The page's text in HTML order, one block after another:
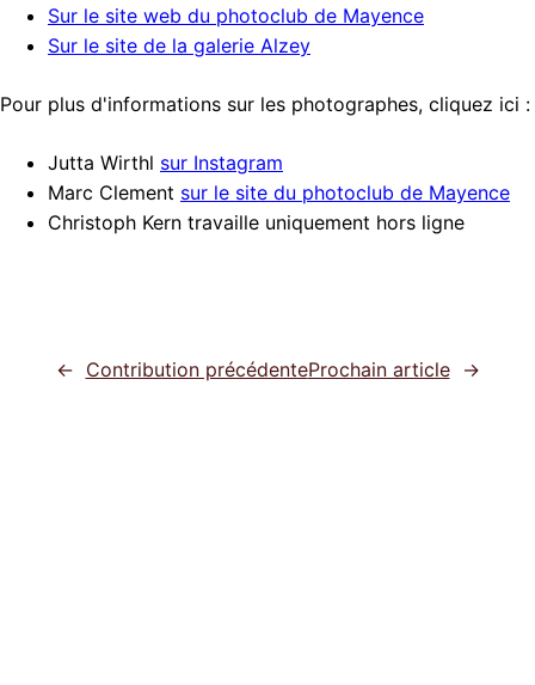
Sur le site web du photoclub de Mayence
Sur le site de la galerie Alzey
Pour plus d'informations sur les photographes, cliquez ici :
Jutta Wirthl sur Instagram
Marc Clement sur le site du photoclub de Mayence
Christoph Kern travaille uniquement hors ligne
← Contribution précédenteProchain article →